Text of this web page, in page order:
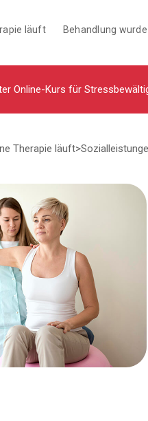
läuft Behandlung
Online-Kurs für
Therapie läuft>